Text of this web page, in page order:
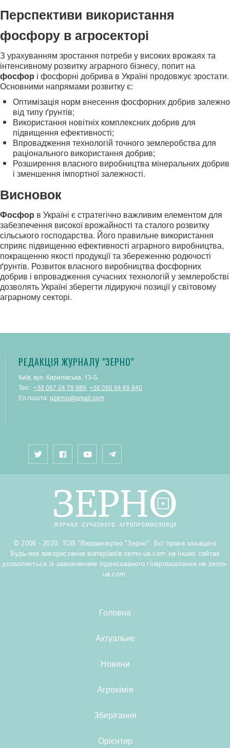
Перспективи використання
фосфору в агросекторі
З урахуванням зростання потреби у високих врожаях та
інтенсивному розвитку аграрного бізнесу, попит на
фосфор і фосфорні добрива в Україні продовжує зростати.
Основними напрямами розвитку є:
Оптимізація норм внесення фосфорних добрив залежно
від типу ґрунтів;
Використання новітніх комплексних добрив для
підвищення ефективності;
Впровадження технологій точного землеробства для
раціонального використання добрив;
Розширення власного виробництва мінеральних добрив
і зменшення імпортної залежності.
Висновок
Фосфор в Україні є стратегічно важливим елементом для
забезпечення високої врожайності та сталого розвитку
сільського господарства. Його правильне використання
сприяє підвищенню ефективності аграрного виробництва,
покращенню якості продукції та збереженню родючості
ґрунтів. Розвиток власного виробництва фосфорних
добрив і впровадження сучасних технологій у землеробстві
дозволять Україні зберегти лідируючі позиції у світовому
аграрному секторі.
РЕДАКЦІЯ ЖУРНАЛУ "ЗЕРНО"
Київ, вул. Кирилівська, 13-Б
Тел.: +38 067 24 79 989 +38 050 94 69 840
Ел.пошта: gzerno@gmail.com
© 2006 - 2020. ТОВ "Видавництво "Зерно". Всі права захищені
Будь-яке використання матеріалів zerno-ua.com на інших сайтах
дозволяється із зазначенням індексованого гіперпосилання на zerno-
ua.com.
Головна
Актуальне
Новини
Агрохімія
Зберігання
Орієнтир